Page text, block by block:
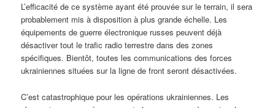
L’efficacité de ce système ayant été prouvée sur le terrain, il sera
probablement mis à disposition à plus grande échelle. Les
équipements de guerre électronique russes peuvent déjà
désactiver tout le trafic radio terrestre dans des zones
spécifiques. Bientôt, toutes les communications des forces
ukrainiennes situées sur la ligne de front seront désactivées.
C’est catastrophique pour les opérations ukrainiennes. Les